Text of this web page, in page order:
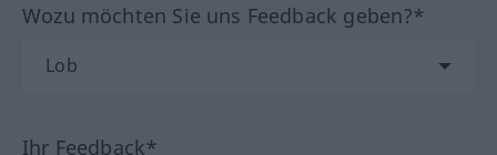
Wozu möchten Sie uns Feedback geben?*
Ihr Feedback*